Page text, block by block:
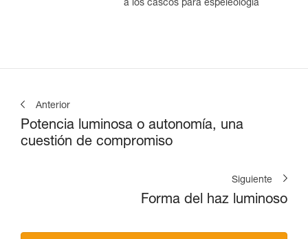
a los cascos para espeleología
Anterior
Potencia luminosa o autonomía, una
cuestión de compromiso
Siguiente
Forma del haz luminoso